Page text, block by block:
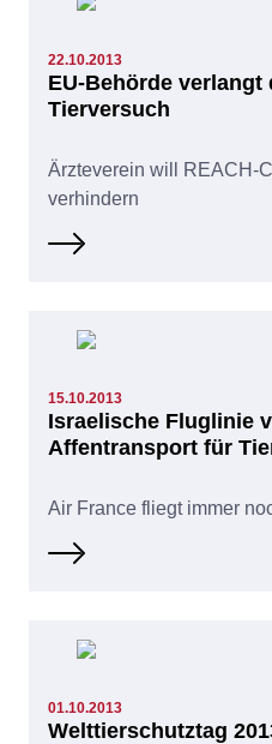
22.10.2013
EU-Behörde verlangt
Tierversuch
Ärzteverein will REACH-
verhindern
15.10.2013
Israelische Fluglinie
Affentransport für
Air France fliegt immer
01.10.2013
Welttierschutztag